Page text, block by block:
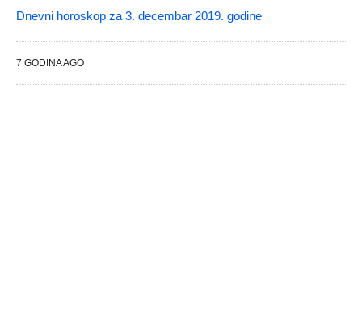
Dnevni horoskop za 3. decembar 2019. godine
7 GODINA AGO